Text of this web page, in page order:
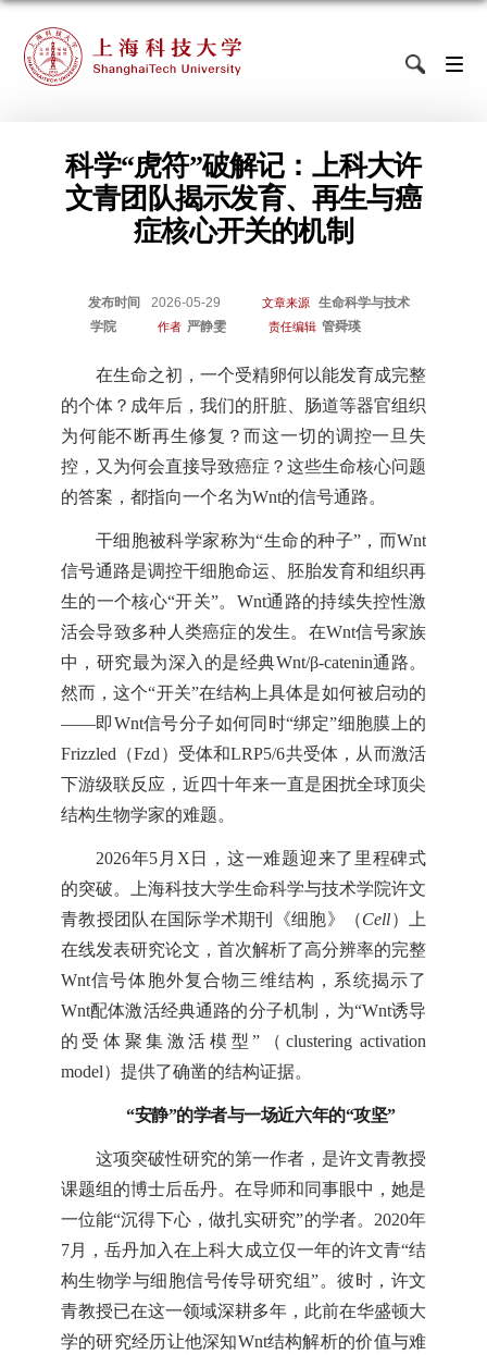
科学“虎符”破解记：上科大许
文青团队揭示发育、再生与癌
症核心开关的机制
发布时间 2026-05-29 文章来源
生命科学与技术
学院
作者 严静雯 责任编辑 管舜瑛
在生命之初，一个受精卵何以能发育成完整
的个体？成年后，我们的肝脏、肠道等器官组织
为何能不断再生修复？而这一切的调控一旦失
控，又为何会直接导致癌症？这些生命核心问题
的答案，都指向一个名为Wnt的信号通路。
干细胞被科学家称为“生命的种子”，而Wnt
信号通路是调控干细胞命运、胚胎发育和组织再
生的一个核心“开关”。Wnt通路的持续失控性激
活会导致多种人类癌症的发生。在Wnt信号家族
中，研究最为深入的是经典Wnt/β-catenin通路。
然而，这个“开关”在结构上具体是如何被启动的
——即Wnt信号分子如何同时“绑定”细胞膜上的
Frizzled（Fzd）受体和LRP5/6共受体，从而激活
下游级联反应，近四十年来一直是困扰全球顶尖
结构生物学家的难题。
2026年5月X日，这一难题迎来了里程碑式
的突破。上海科技大学生命科学与技术学院许文
青教授团队在国际学术期刊《细胞》（Cell）上
在线发表研究论文，首次解析了高分辨率的完整
Wnt信号体胞外复合物三维结构，系统揭示了
Wnt配体激活经典通路的分子机制，为“Wnt诱导
的受体聚集激活模型”（clustering activation
model）提供了确凿的结构证据。
“安静”的学者与一场近六年的“攻坚”
这项突破性研究的第一作者，是许文青教授
课题组的博士后岳丹。在导师和同事眼中，她是
一位能“沉得下心，做扎实研究”的学者。2020年
7月，岳丹加入在上科大成立仅一年的许文青“结
构生物学与细胞信号传导研究组”。彼时，许文
青教授已在这一领域深耕多年，此前在华盛顿大
学的研究经历让他深知Wnt结构解析的价值与难